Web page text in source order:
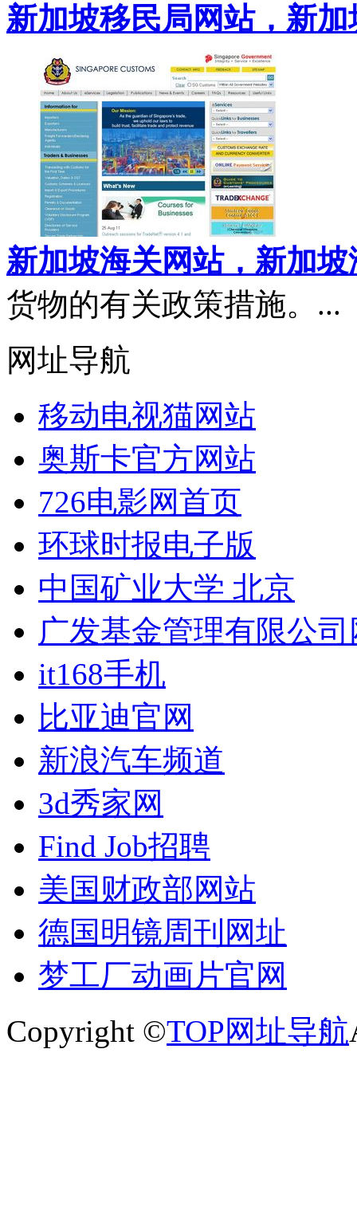
新加坡移民局网站，新
新加坡海关网站，新加
货物的有关政策措施。...
网址导航
移动电视猫网站
奥斯卡官方网站
726电影网首页
环球时报电子版
中国矿业大学 北京
广发基金管理有限公
it168手机
比亚迪官网
新浪汽车频道
3d秀家网
Find Job招聘
美国财政部网站
德国明镜周刊网址
梦工厂动画片官网
Copyright ©TOP网址导航